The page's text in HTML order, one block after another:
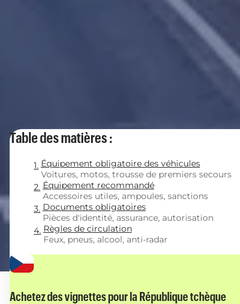
Table des matières :
Équipement obligatoire des véhicules
Voitures, motos, trousse de premiers secours
Équipement recommandé
Accessoires utiles, ampoules, sanctions
Documents obligatoires
Pièces d'identité, assurance, autorisation
Règles de circulation
Feux, pneus, alcool, anti-radar
Achetez des vignettes pour la République tchèque